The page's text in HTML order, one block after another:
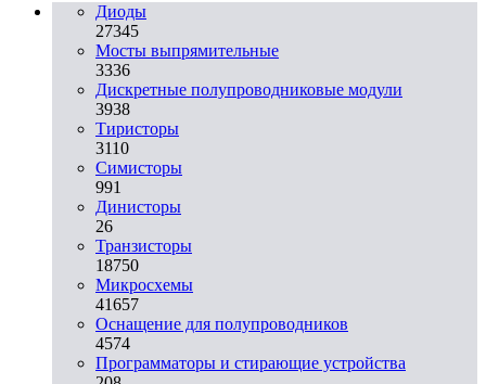
Диоды
27345
Мосты выпрямительные
3336
Дискретные полупроводниковые модули
3938
Тиристоры
3110
Симисторы
991
Динисторы
26
Транзисторы
18750
Микросхемы
41657
Оснащение для полупроводников
4574
Программаторы и стирающие устройства